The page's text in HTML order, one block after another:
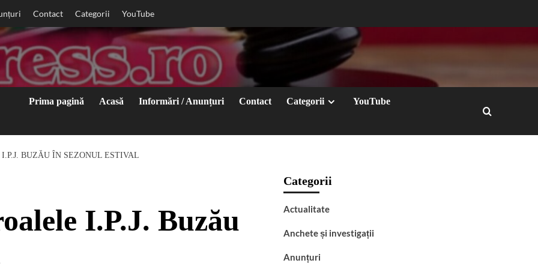
Contact Categorii YouTube
Prima pagină Acasă Informări / Anunțuri Contact Categorii YouTube
BUZĂU ÎN SEZONUL ESTIVAL
I.P.J. Buzău
Categorii
Actualitate
Anchete și investigații
Anunțuri